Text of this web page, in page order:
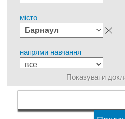
місто
напрями навчання
мова навчання
Показувати